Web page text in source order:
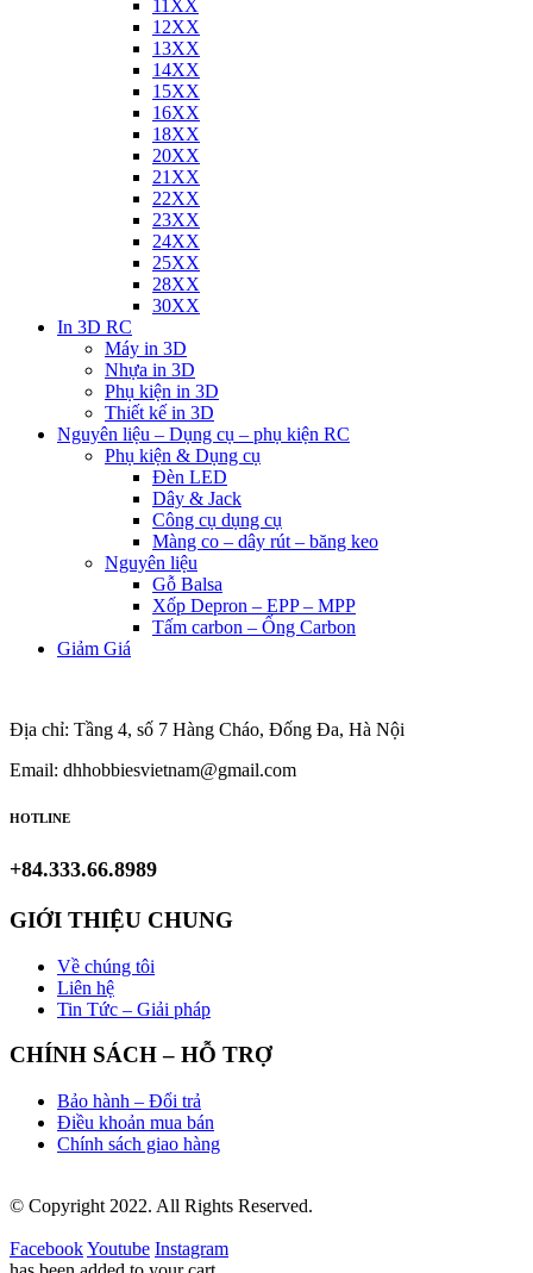
11XX
12XX
13XX
14XX
15XX
16XX
18XX
20XX
21XX
22XX
23XX
24XX
25XX
28XX
30XX
In 3D RC
Máy in 3D
Nhựa in 3D
Phụ kiện in 3D
Thiết kế in 3D
Nguyên liệu – Dụng cụ – phụ kiện RC
Phụ kiện & Dụng cụ
Đèn LED
Dây & Jack
Công cụ dụng cụ
Màng co – dây rút – băng keo
Nguyên liệu
Gỗ Balsa
Xốp Depron – EPP – MPP
Tấm carbon – Ống Carbon
Giảm Giá
Địa chỉ: Tầng 4, số 7 Hàng Cháo, Đống Đa, Hà Nội
Email: dhhobbiesvietnam@gmail.com
HOTLINE
+84.333.66.8989
GIỚI THIỆU CHUNG
Về chúng tôi
Liên hệ
Tin Tức – Giải pháp
CHÍNH SÁCH – HỖ TRỢ
Bảo hành – Đổi trả
Điều khoản mua bán
Chính sách giao hàng
© Copyright 2022. All Rights Reserved.
FacebookYoutube Instagram